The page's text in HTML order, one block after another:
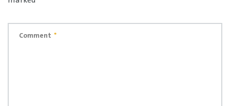
Comment *